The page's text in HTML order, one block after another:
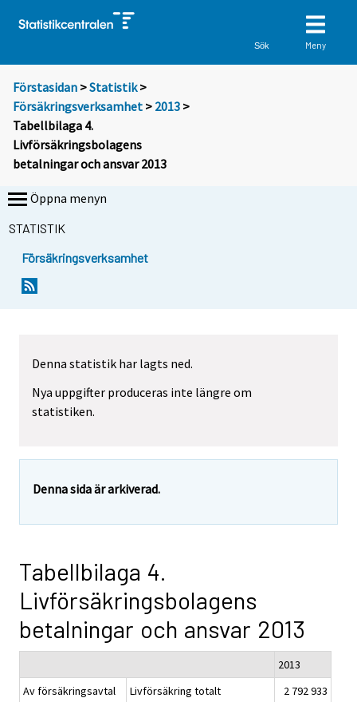
Sök Meny
Förstasidan >Statistik >
Försäkringsverksamhet > 2013 >
Tabellbilaga 4.
Livförsäkringsbolagens
betalningar och ansvar 2013
Öppna menyn
STATISTIK
Försäkringsverksamhet
Denna statistik har lagts ned.
Nya uppgifter produceras inte längre om
statistiken.
Denna sida är arkiverad.
Tabellbilaga 4.
Livförsäkringsbolagens
betalningar och ansvar 2013
2013
Av försäkringsavtal
Livförsäkring totalt
2 792 933